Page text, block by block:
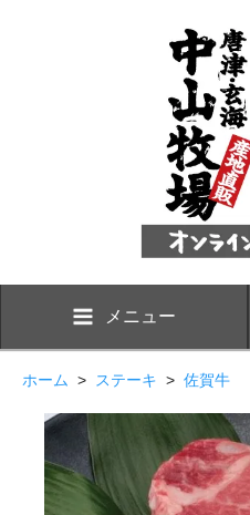
メニュー
ホーム > ステーキ > 佐賀牛